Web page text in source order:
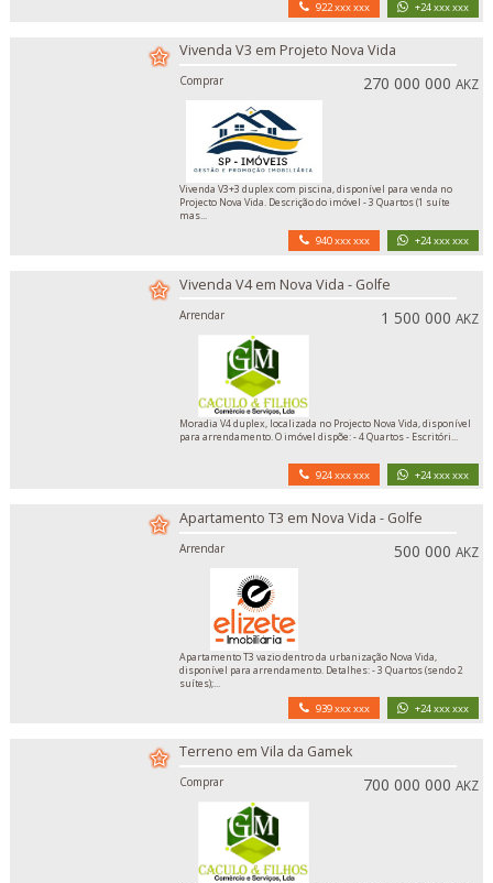
922 xxx xxx +24 xxx xxx
Vivenda V3 em Projeto Nova Vida
Comprar 270 000 000AKZ
Vivenda V3+3 duplex com piscina, disponível para venda no
Projecto Nova Vida. Descrição do imóvel - 3 Quartos (1 suíte
mas...
940 xxx xxx +24 xxx xxx
Vivenda V4 em Nova Vida - Golfe
Arrendar 1 500 000AKZ
Moradia V4 duplex, localizada no Projecto Nova Vida, disponível
para arrendamento. O imóvel dispõe: - 4 Quartos - Escritóri...
924 xxx xxx +24 xxx xxx
Apartamento T3 em Nova Vida - Golfe
Arrendar 500 000AKZ
Apartamento T3 vazio dentro da urbanização Nova Vida,
disponível para arrendamento. Detalhes: - 3 Quartos (sendo 2
suítes);...
939 xxx xxx +24 xxx xxx
Terreno em Vila da Gamek
Comprar 700 000 000AKZ